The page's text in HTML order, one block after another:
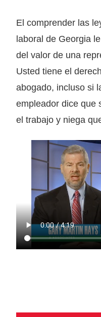
El comprender las
laboral de Georgia
del valor de una
Usted tiene el
abogado, incluso si
empleador dice que
el trabajo y niega